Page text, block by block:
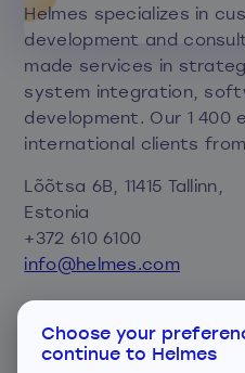
Helmes specializes in
development and
made services in
system integration,
development. Our 1 400
international clients
Lõõtsa 6B, 11415 Tallinn,
Estonia
+372 610 6100
info@helmes.com
Consent preferences
Choose your
continue to Helmes